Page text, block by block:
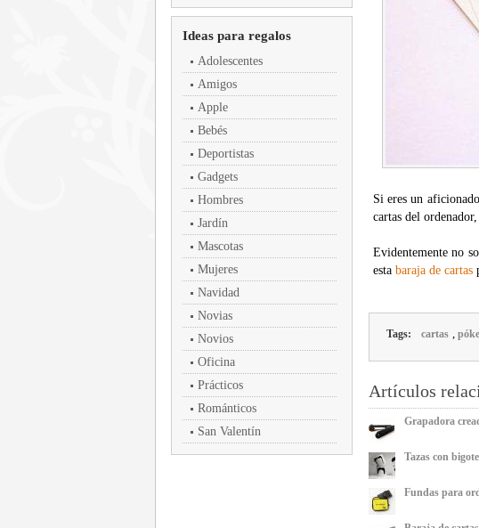
Ideas para regalos
Adolescentes
Amigos
Apple
Bebés
Deportistas
Gadgets
Hombres
Jardín
Mascotas
Mujeres
Navidad
Novias
Novios
Oficina
Prácticos
Románticos
San Valentín
Si eres un
cartas del
Evidentemente no
esta baraja de cartas
Tags: cartas ,
Artículos
Grapadora
Tazas con
Fundas para